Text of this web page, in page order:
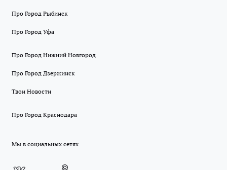
Про Город Рыбинск
Про Город Уфа
Про Город Нижний Новгород
Про Город Дзержинск
Твои Новости
Про Город Краснодара
Мы в социальных сетях